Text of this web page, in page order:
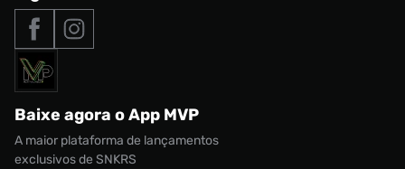
Roupas
Acessórios
Marcas
Nike Air Max
adidas Adi2000
adidas Campus
Nike Shox
Nossas lojas
Termos de uso
Política de privacidade
Regulamento CRM/ CASHBACK
Regulamento Cupom
Tipos de entrega
Formas de Pagamento
Solicite seus dados
Baixe agora o App MVP
A maior plataforma de lançamentos
exclusivos de SNKRS